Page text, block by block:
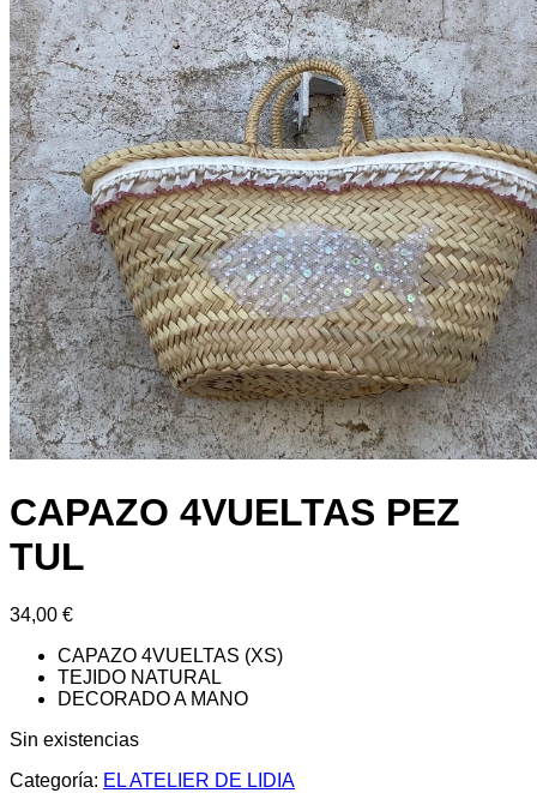
CAPAZO 4VUELTAS PEZ
TUL
34,00 €
CAPAZO 4VUELTAS (XS)
TEJIDO NATURAL
DECORADO A MANO
Sin existencias
Categoría: EL ATELIER DE LIDIA